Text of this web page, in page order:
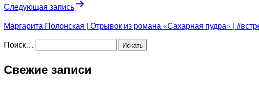
Следующая запись
Маргарита Полонская | Отрывок из романа «Сахарная пудра» |
Поиск…
Свежие записи